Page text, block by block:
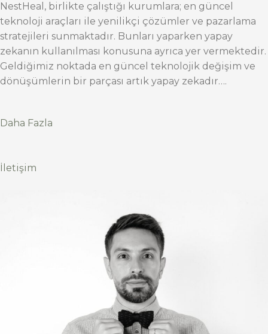
NestHeal, birlikte çalıştığı kurumlara; en güncel
teknoloji araçları ile yenilikçi çözümler ve pazarlama
stratejileri sunmaktadır. Bunları yaparken yapay
zekanın kullanılması konusuna ayrıca yer vermektedir.
Geldiğimiz noktada en güncel teknolojik değişim ve
dönüşümlerin bir parçası artık yapay zekadır….
Daha Fazla
İletişim